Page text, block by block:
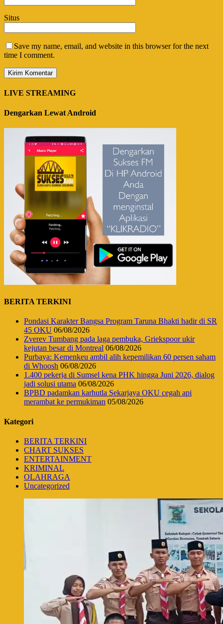
Situs
Save my name, email, and website in this browser for the next
time I comment.
LIVE STREAMING
Dengarkan Lewat Android
BERITA TERKINI
Pondasi Karakter Bangsa Program Taruna Bhakti hadir di SR
45 OKU 06/08/2026
Zverev Tumbang pada laga pembuka, Griekspoor ukir
kejutan besar di Montreal 06/08/2026
Purbaya: Kemenkeu ambil alih kepemilikan 60 persen saham
di Whoosh 06/08/2026
1.400 pekerja di Sumsel kena PHK hingga Juni 2026, dialog
jadi solusi utama 06/08/2026
BPBD padamkan karhutla Sekarjaya OKU cegah api
merambat ke permukiman 05/08/2026
Kategori
BERITA TERKINI
CHART SUKSES
ENTERTAINMENT
KRIMINAL
OLAHRAGA
Uncategorized